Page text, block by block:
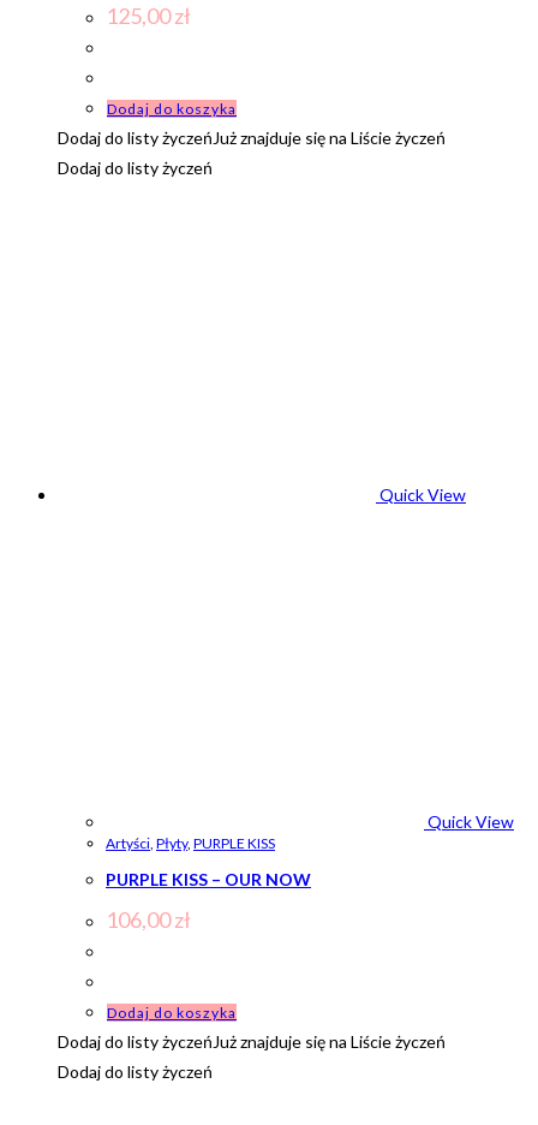
125,00zł
Dodaj do koszyka
Dodaj do listy życzeńJuż znajduje się na Liście życzeń
Dodaj do listy życzeń
Quick View
Quick View
Artyści Płyty, PURPLE KISS
PURPLE KISS – OUR NOW
106,00zł
Dodaj do koszyka
Dodaj do listy życzeńJuż znajduje się na Liście życzeń
Dodaj do listy życzeń